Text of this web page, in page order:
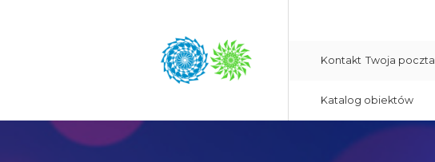
Kontakt Twoja poczta
Katalog obiektów